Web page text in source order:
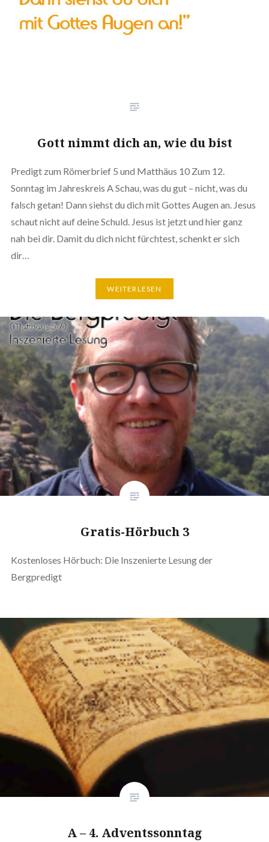
Gott nimmt dich an, wie du bist
Predigt zum Römerbrief 5 und Matthäus 10 Zum 12.
Sonntag im Jahreskreis A Schau, was du gut – nicht, was du
falsch getan! Dann siehst du dich mit Gottes Augen an. Jesus
schaut nicht auf deine Schuld. Jesus ist jetzt und hier ganz
nah bei dir. Damit du dich nicht fürchtest, schenkt er sich
dir…
WEITERLESEN
Gratis-Hörbuch 3
Kostenloses Hörbuch: Die Inszenierte Lesung der
Bergpredigt
A – 4. Adventssonntag